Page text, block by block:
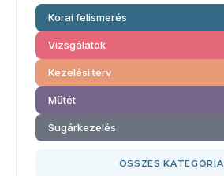
Korai felismerés
Vizsgálatok
Kezelési terv
Műtét
Sugárkezelés
ÖSSZES KATEGÓRIA